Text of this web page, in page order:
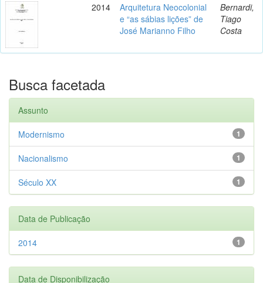
2014
Arquitetura Neocolonial
e “as sábias lições” de
José Marianno Filho
Bernardi,
Tiago
Costa
Busca facetada
Assunto
1
Modernismo
1
Nacionalismo
1
Século XX
Data de Publicação
1
2014
Data de Disponibilização